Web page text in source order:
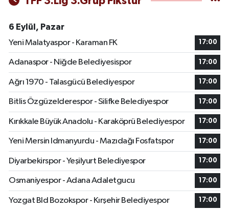
6 Eylül, Pazar
Yeni Malatyaspor - Karaman FK
17:00
Adanaspor - Niğde Belediyesispor 17:00
Ağrı 1970 - Talasgücü Belediyespor 17:00
Bitlis Özgüzelderespor - Silifke Belediyespor 17:00
Kırıkkale Büyük Anadolu - Karaköprü Belediyespor 17:00
Yeni Mersin Idmanyurdu - Mazıdağı Fosfatspor 17:00
Diyarbekirspor - Yeşilyurt Belediyespor 17:00
Osmaniyespor - Adana Adaletgucu 17:00
Yozgat Bld Bozokspor - Kırşehir Belediyespor 17:00